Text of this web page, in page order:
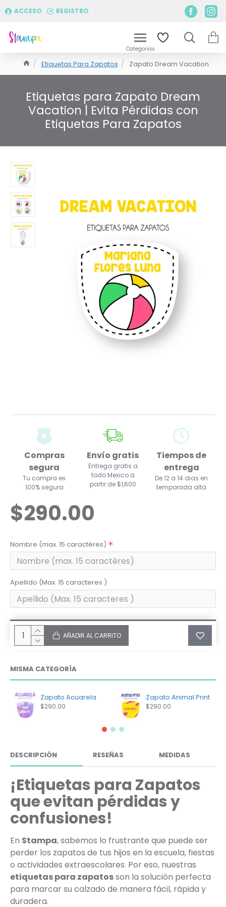
ACCESO REGISTRO
Etiquetas Para Zapatos Zapato Dream Vacation
Etiquetas para Zapato Dream
Vacation | Evita Pérdidas con
Etiquetas Para Zapatos
Compras
segura
Tu compra es
100% segura
Envío gratis
Entrega gratis a
todo Mexico a
partir de $1,600
Tiempos de
entrega
De 12 a 14 dias en
temporada alta
$290.00
Nombre (max. 15 caractères)
Apellido (Max. 15 caracteres )
AÑADIR AL CARRITO
MISMA CATEGORÍA
Zapato Acuarela
$290.00
Zapato Animal Print
$290.00
DESCRIPCIÓN RESEÑAS MEDIDAS
¡Etiquetas para Zapatos
que evitan pérdidas y
confusiones!
En Stampa, sabemos lo frustrante que puede ser
perder los zapatos de tus hijos en la escuela, fiestas
o actividades extraescolares. Por eso, nuestras
etiquetas para zapatosson la solución perfecta
para marcar su calzado de manera fácil, rápida y
duradera.